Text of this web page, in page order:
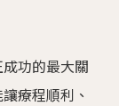
功的最大關
療程順利、